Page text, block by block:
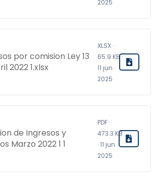
2025
por comision Ley 13
2022 1.xlsx
XLSX ·
65.9 KB ·
11 jun
2025
de Ingresos y
Marzo 2022 1 1
PDF ·
473.3 KB
· 11 jun
2025